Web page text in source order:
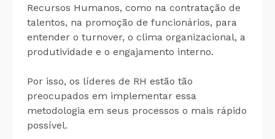
Recursos Humanos, como na contratação de
talentos, na promoção de funcionários, para
entender o turnover, o clima organizacional, a
produtividade e o engajamento interno.
Por isso, os líderes de RH estão tão
preocupados em implementar essa
metodologia em seus processos o mais rápido
possível.